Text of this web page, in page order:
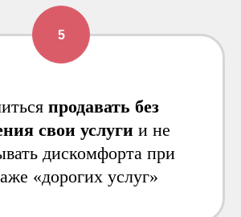
продавать без
свои услуги и не
дискомфорта при
«дорогих услуг»